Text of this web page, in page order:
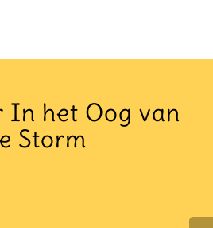
In het Oog van
Storm